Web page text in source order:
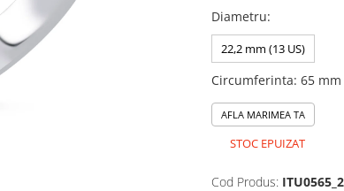
Diametru:
22,2 mm (13 US)
Circumferinta: 65 mm
AFLA MARIMEA TA
STOC EPUIZAT
Cod Produs: